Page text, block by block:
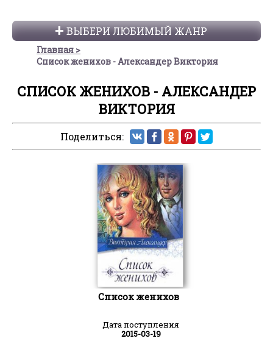
ВЫБЕРИ ЛЮБИМЫЙ ЖАНР
Главная
Список женихов - Александер Виктория
СПИСОК ЖЕНИХОВ - АЛЕКСАНДЕР
ВИКТОРИЯ
Поделиться:
Список женихов
Дата поступления
2015-03-19